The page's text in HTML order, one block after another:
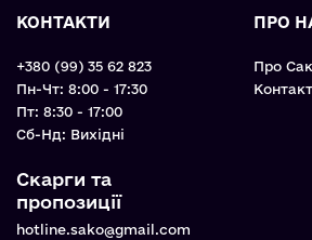
КОНТАКТИ
+380 (99) 35 62 823
Пн-Чт: 8:00 - 17:30
Пт: 8:30 - 17:00
Cб-Нд: Вихідні
Скарги та
пропозиції
hotline.sako@gmail.com
ПРО
Про